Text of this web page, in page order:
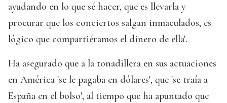
ayudando en lo que sé hacer, que es llevarla y
procurar que los conciertos salgan inmaculados, es
lógico que compartiéramos el dinero de ella'.
Ha asegurado que a la tonadillera en sus actuaciones
en América 'se le pagaba en dólares', que 'se traía a
España en el bolso', al tiempo que ha apuntado que